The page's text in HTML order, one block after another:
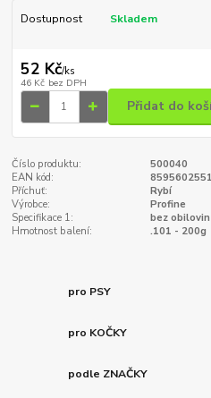
Dostupnost Skladem
52 Kč/ks
46 Kč bez DPH
Přidat do
Číslo produktu:
500040
EAN kód:
Příchuť:
Rybí
Výrobce:
Profine
Specifikace 1:
bez obilovin
Hmotnost balení:
.101 - 200g
pro PSY
pro KOČKY
podle ZNAČKY